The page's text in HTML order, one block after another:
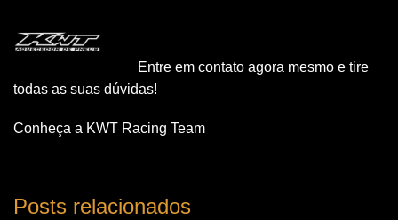
Entre em contato agora mesmo e tire
todas as suas dúvidas!
Conheça a KWT Racing Team
Posts relacionados